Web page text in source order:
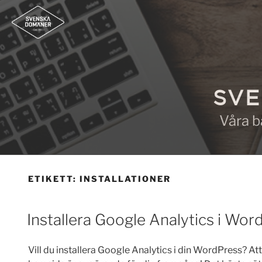
Hoppa
till
innehåll
Våra
ETIKETT: INSTALLATIONER
Installera Google Analytics i
Vill du installera Google Analytics i din WordPress?